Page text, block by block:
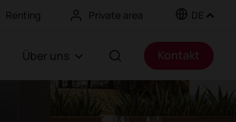
Renting Private area DE
Über uns Kontakt